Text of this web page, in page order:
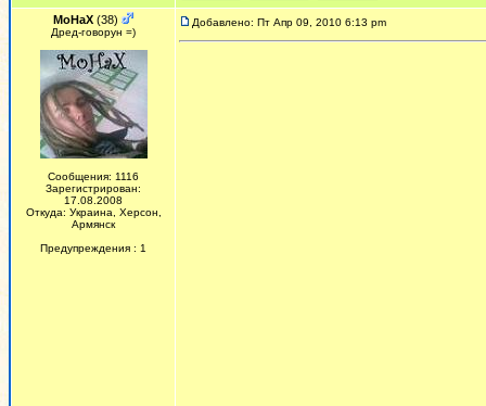
MoHaX (38)
Дред-говорун =)
Сообщения: 1116
Зарегистрирован:
17.08.2008
Откуда: Украина, Херсон,
Армянск
Предупреждения : 1
Добавлено: Пт Апр 09, 2010 6:13 pm